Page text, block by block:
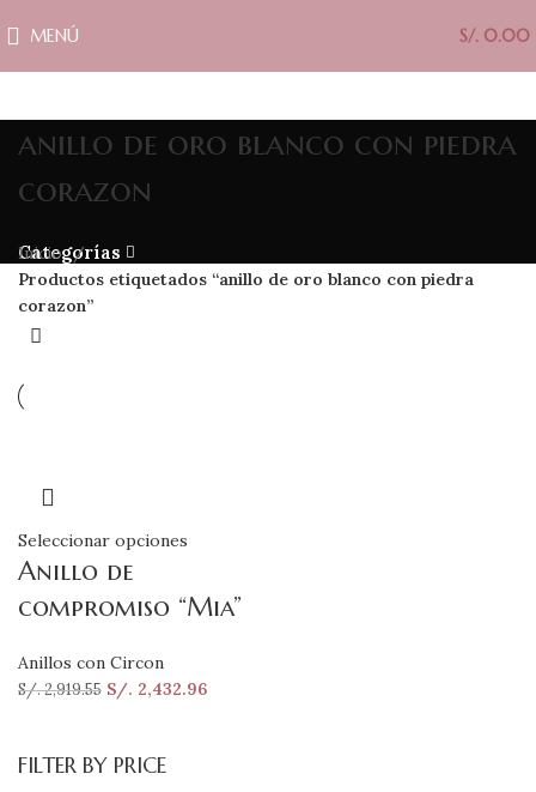
MENÚ S/. 0.00
anillo de oro blanco con piedra
corazon
Categorías
FILTER BY PRICE
Inicio
Productos etiquetados “anillo de oro blanco con piedra
corazon”
Seleccionar opciones
Anillo de
compromiso “Mia”
Anillos con Circon
S/.2,919.55 S/. 2,432.96